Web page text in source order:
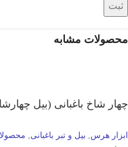
محصولات مشابه
چهار شاخ باغبانی (بیل
ابزار هرس, بیل و تبر باغبانی,